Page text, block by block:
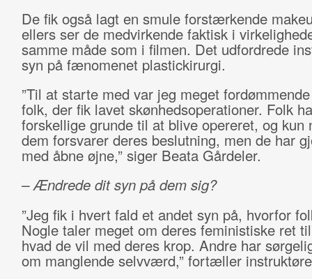
De fik også lagt en smule forstærkende
ellers ser de medvirkende faktisk i
samme måde som i filmen. Det udfordrede
syn på fænomenet plastickirurgi.
”Til at starte med var jeg meget
folk, der fik lavet skønhedsoperationer. Folk
forskellige grunde til at blive opereret, og kun
dem forsvarer deres beslutning, men de har
med åbne øjne,” siger Beata Gårdeler.
– Ændrede dit syn på dem sig?
”Jeg fik i hvert fald et andet syn på, hvorfor
Nogle taler meget om deres feministiske ret
hvad de vil med deres krop. Andre har
om manglende selvværd,” fortæller